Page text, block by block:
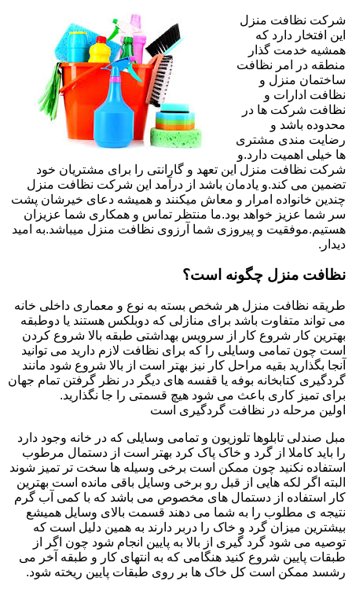
شرکت نظافت منزل
این افتخار دارد که
همشیه خدمت گذار
منطقه در امر نظافت
ساختمان منزل و
نظافت ادارات و
نظافت شرکت ها در
محدوده باشد و
رضایت مندی مشتری
ها خیلی اهمیت دارد.و
شرکت نظافت منزل این تعهد و گارانتی را برای مشتریان خود
تضمین می کند.و یادمان باشد از درآمد این شرکت نظافت منزل
چندین خانواده امرار و معاش میکنند و همیشه دعای خیرشان پشت
سر شما عزیز خواهد بود.ما منتظر تماس و همکاری شما عزیزان
هستیم.موفقیت و پیروزی شما آرزوی نظافت منزل میباشد.به امید
دیدار.
نظافت منزل چگونه است؟
طریقه نظافت منزل هر شخص بسته به نوع و معماری داخلی خانه
می تواند متفاوت باشد برای منازلی که دوبلکس هستند یا دوطبقه
بهترین کار شروع کار از سرویس بهداشتی طبقه بالا شروع کردن
است چون تمامی وسایلی را که برای نظافت لازم دارید می توانید
آنجا بگذارید بقیه مراحل کار نیز بهتر است از بالا شروع شود مانند
گردگیری کتابخانه بوفه یا قفسه های دیگر در نظر گرفتن تمام جهان
برای تمیز کاری باعث می شود هیچ قسمتی را جا نگذارید.
اولین مرحله در نظافت گردگیری است
مبل صندلی تابلوها تلوزیون و تمامی وسایلی که در خانه وجود دارد
را باید کاملا از گرد و خاک پاک کرد بهتر است از دستمال مرطوب
استفاده نکنید چون ممکن است برخی وسیله ها سخت تر تمیز شوند
البته اگر لکه هایی از قبل رو برخی وسایل باقی مانده است بهترین
کار استفاده از دستمال های مخصوص می باشد که با کمی آب گرم
نتیجه ی مطلوب را به شما می دهند قسمت بالای وسایل همیشع
بیشترین میزان گرد و خاک را دربر دارند به همین دلیل است که
توصیه می شود گرد گیری از بالا به پایین انجام شود چون اگر از
طبقات پایین شروع کنید هنگامی که به انتهای کار و طبقه آخر می
رشسد ممکن است کل خاک ها بر روی طبقات پایین ریخته شود.